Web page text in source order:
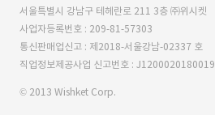
서울특별시 강남구 테헤란로 211 3층 ㈜위시켓
사업자등록번호 : 209-81-57303
통신판매업신고 : 제2018-서울강남-02337 호
직업정보제공사업 신고번호 : J1200020180019
© 2013 Wishket Corp.